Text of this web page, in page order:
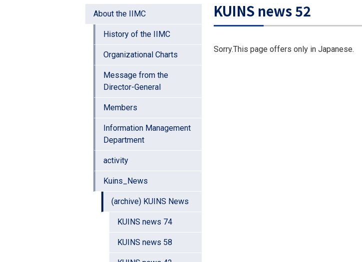
About the IIMC
History of the IIMC
Organizational Charts
Message from the
Director-General
Members
Information Management
Department
activity
Kuins_News
(archive) KUINS News
KUINS news 74
KUINS news 58
KUINS news 52
Sorry.This page offers only in Japanese.